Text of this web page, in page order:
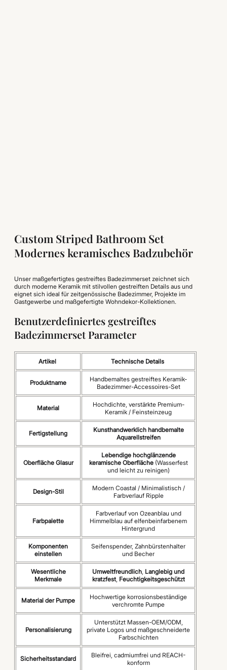
Custom Striped Bathroom Set
Modernes keramisches Badzubehör
Unser maßgefertigtes gestreiftes Badezimmerset zeichnet sich
durch moderne Keramik mit stilvollen gestreiften Details aus und
eignet sich ideal für zeitgenössische Badezimmer, Projekte im
Gastgewerbe und maßgefertigte Wohndekor-Kollektionen.
Benutzerdefiniertes gestreiftes
Badezimmerset Parameter
Artikel Technische Details
Produktname
Handbemaltes gestreiftes Keramik-
Badezimmer-Accessoires-Set
Material
Hochdichte, verstärkte Premium-
Keramik / Feinsteinzeug
Fertigstellung
Kunsthandwerklich handbemalte
Aquarellstreifen
Oberfläche Glasur
Lebendige hochglänzende
keramische Oberfläche(Wasserfest
und leicht zu reinigen)
Design-Stil
Modern Coastal / Minimalistisch /
Farbverlauf Ripple
Farbpalette
Farbverlauf von Ozeanblau und
Himmelblau auf elfenbeinfarbenem
Hintergrund
Komponenten
einstellen
Seifenspender, Zahnbürstenhalter
und Becher
Wesentliche
Merkmale
Umweltfreundlich Langlebig und
kratzfest, Feuchtigkeitsgeschützt
Material der Pumpe
Hochwertige korrosionsbeständige
verchromte Pumpe
Personalisierung
Unterstützt Massen-OEM/ODM,
private Logos und maßgeschneiderte
Farbschichten
Sicherheitsstandard
Bleifrei, cadmiumfrei und REACH-
konform